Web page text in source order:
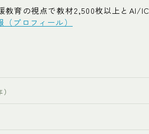
育の視点で教材2,500枚以上とAI/
プロフィール）